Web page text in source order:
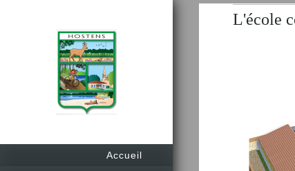
Accueil
L'école